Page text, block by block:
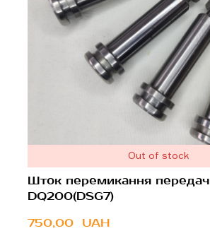
Out of stock
Шток перемикання передач
DQ200(DSG7)
750,00  UAH